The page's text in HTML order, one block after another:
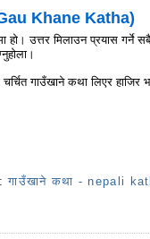
Khane Katha)
उत्तर मिलाउन प्रयास गर्ने
गाउँखाने कथा लिएर हाजिर
गाउँखाने कथा - nepali